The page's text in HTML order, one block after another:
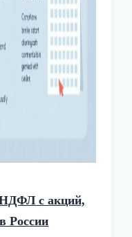
НДФЛ с акций,
России